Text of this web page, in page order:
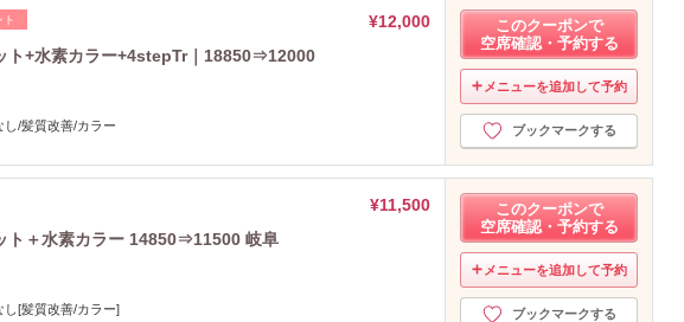
2025年1月分（22）
2024年12月分（21）
2024年11月分
2024年10月分（46）
2024年9月分（41）
2024年8月分（17）
2024年6月分（16）
2024年5月分（12）
2024年4月分（12）
2024年3月分
2024年2月分（46）
ト
¥12,000
ト+水素カラー+4stepTr｜18850⇒12000
/髪質改善/カラー
このクーポンで
空席確認・予約する
メニューを追加して予約
ブックマークする
¥11,500
ト＋水素カラー 14850⇒11500 岐阜
し[髪質改善/カラー]
このクーポンで
空席確認・予約する
メニューを追加して予約
ブックマークする